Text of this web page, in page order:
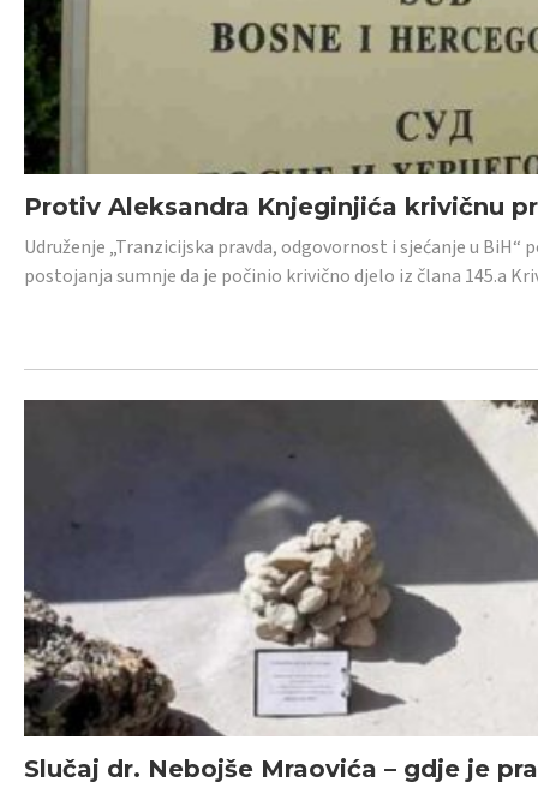
Protiv Aleksandra Knjeginjića krivičnu
Udruženje „Tranzicijska pravda, odgovornost i sjećanje u
postojanja sumnje da je počinio krivično djelo iz člana 145.a
Slučaj dr. Nebojše Mraovića – gdje je